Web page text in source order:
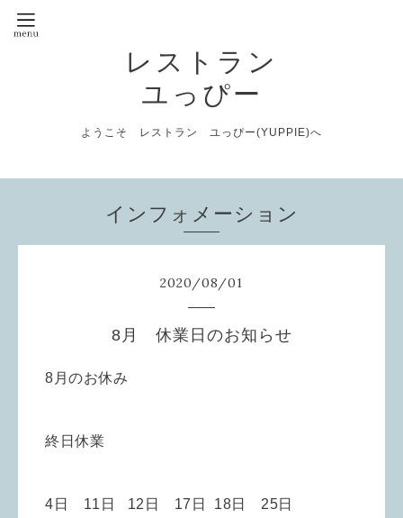
レストラン
ユっぴー
ようこそ レストラン ユっぴー(YUPPIE)へ
インフォメーション
2020/08/01
8月 休業日のお知らせ
8月のお休み
終日休業
4日 11 日 12日 17日 18日 25日